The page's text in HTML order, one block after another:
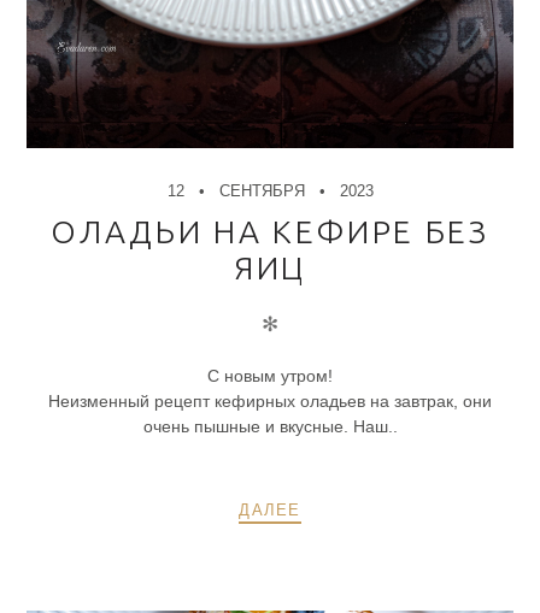
12 СЕНТЯБРЯ 2023
ОЛАДЬИ НА КЕФИРЕ БЕЗ
ЯИЦ
✻
С новым утром!
Неизменный рецепт кефирных оладьев на завтрак, они
очень пышные и вкусные. Наш..
ДАЛЕЕ